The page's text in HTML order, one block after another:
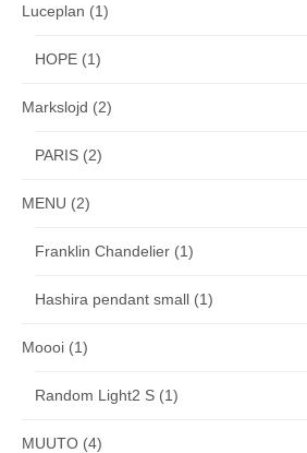
Luceplan (1)
HOPE (1)
Markslojd (2)
PARIS (2)
MENU (2)
Franklin Chandelier (1)
Hashira pendant small (1)
Moooi (1)
Random Light2 S (1)
MUUTO (4)